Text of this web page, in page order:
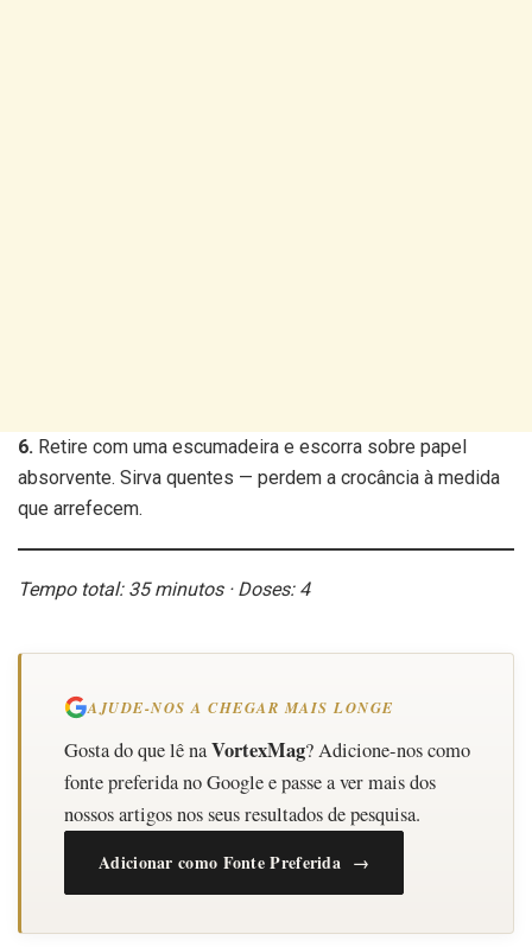
6. Retire com uma escumadeira e escorra sobre papel
absorvente. Sirva quentes — perdem a crocância à medida
que arrefecem.
Tempo total: 35 minutos · Doses: 4
AJUDE-NOS A CHEGAR MAIS LONGE
Gosta do que lê naVortexMag? Adicione-nos como
fonte preferida no Google e passe a ver mais dos
nossos artigos nos seus resultados de pesquisa.
Adicionar como Fonte Preferida →